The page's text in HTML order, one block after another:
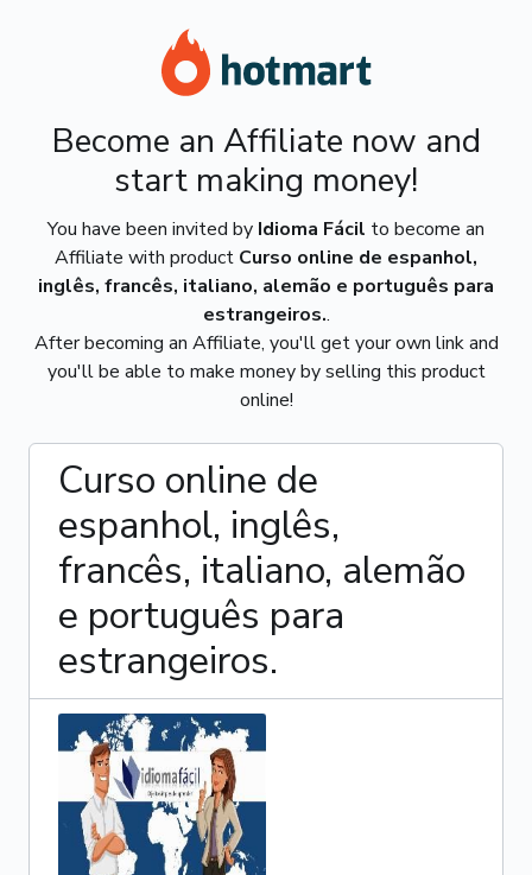
Become an Affiliate now and
start making money!
You have been invited by Idioma Fácil to become an
Affiliate with product Curso online de espanhol,
inglês, francês, italiano, alemão e português para
estrangeiros..
After becoming an Affiliate, you'll get your own link and
you'll be able to make money by selling this product
online!
Curso online de
espanhol, inglês,
francês, italiano, alemão
e português para
estrangeiros.